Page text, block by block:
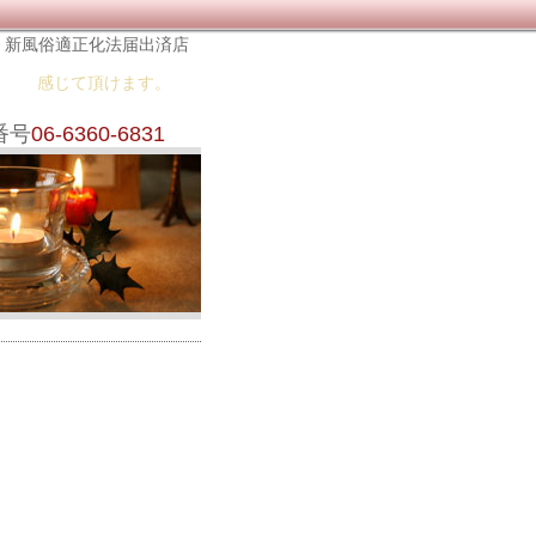
新風俗適正化法届出済店
感じて頂けます。
号06-6360-6831